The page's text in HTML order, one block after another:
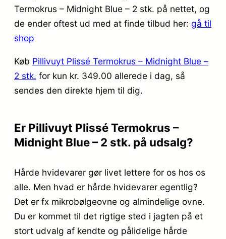
Termokrus – Midnight Blue – 2 stk. på nettet, og
de ender oftest ud med at finde tilbud her: gå til
shop
Køb Pillivuyt Plissé Termokrus – Midnight Blue –
2 stk. for kun kr. 349.00 allerede i dag, så
sendes den direkte hjem til dig.
Er Pillivuyt Plissé Termokrus –
Midnight Blue – 2 stk. på udsalg?
Hårde hvidevarer gør livet lettere for os hos os
alle. Men hvad er hårde hvidevarer egentlig?
Det er fx mikrobølgeovne og almindelige ovne.
Du er kommet til det rigtige sted i jagten på et
stort udvalg af kendte og pålidelige hårde